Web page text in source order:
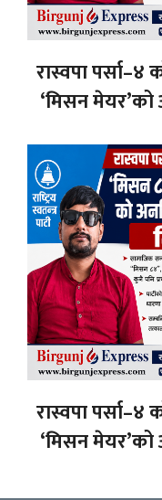
रास्वपा पर्सा–४
‘मिसन मेयर’को
रास्वपा पर्सा–४
‘मिसन मेयर’को